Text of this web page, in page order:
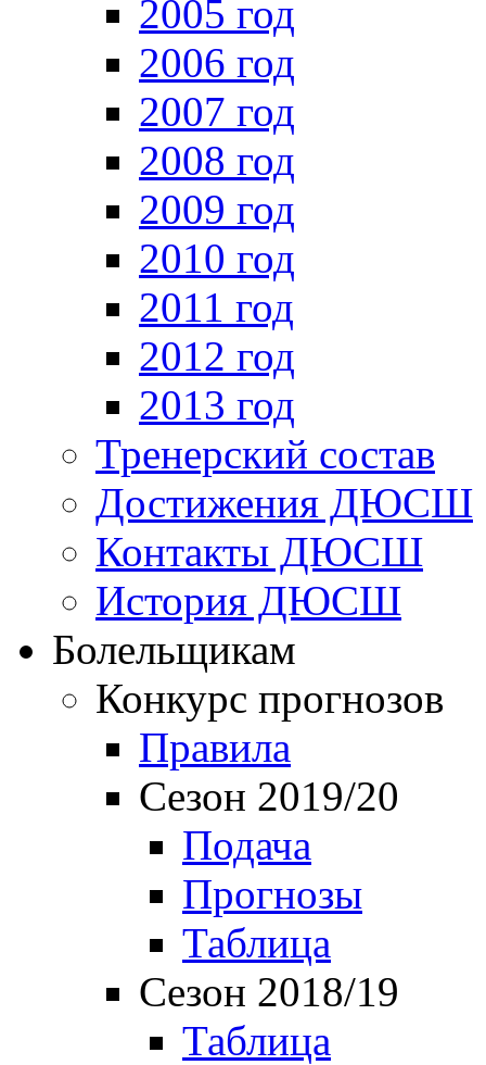
2005 год
2006 год
2007 год
2008 год
2009 год
2010 год
2011 год
2012 год
2013 год
Тренерский состав
Достижения ДЮСШ
Контакты ДЮСШ
История ДЮСШ
Болельщикам
Конкурс прогнозов
Правила
Сезон 2019/20
Подача
Прогнозы
Таблица
Сезон 2018/19
Таблица